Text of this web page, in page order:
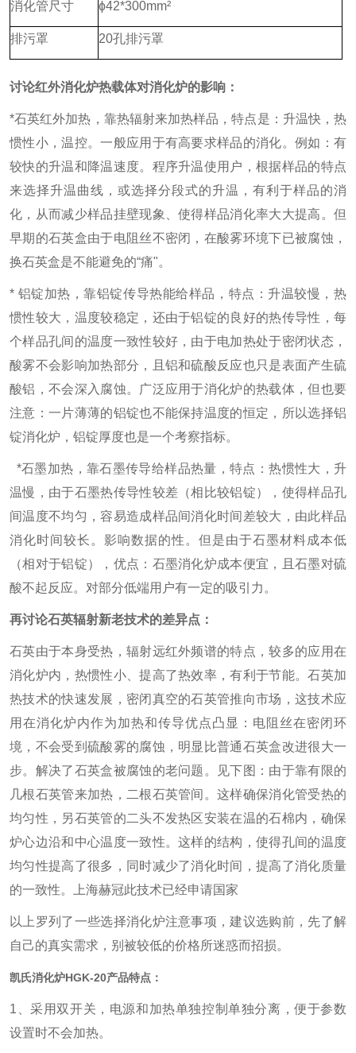
消化管尺寸 ɸ42*300mm²
排污罩 20孔排污罩
讨论红外消化炉热载体对消化炉的影响：
*石英红外加热，靠热辐射来加热样品，特点是：升温快，热
惯性小，温控。一般应用于有高要求样品的消化。例如：有
较快的升温和降温速度。程序升温使用户，根据样品的特点
来选择升温曲线，或选择分段式的升温，有利于样品的消
化，从而减少样品挂壁现象、使得样品消化率大大提高。但
早期的石英盒由于电阻丝不密闭，在酸雾环境下已被腐蚀，
换石英盒是不能避免的“痛"。
* 铝锭加热，靠铝锭传导热能给样品，特点：升温较慢，热
惯性较大，温度较稳定，还由于铝锭的良好的热传导性，每
个样品孔间的温度一致性较好，由于电加热处于密闭状态，
酸雾不会影响加热部分，且铝和硫酸反应也只是表面产生硫
酸铝，不会深入腐蚀。广泛应用于消化炉的热载体，但也要
注意：一片薄薄的铝锭也不能保持温度的恒定，所以选择铝
锭消化炉，铝锭厚度也是一个考察指标。
*石墨加热，靠石墨传导给样品热量，特点：热惯性大，升
温慢，由于石墨热传导性较差（相比较铝锭），使得样品孔
间温度不均匀，容易造成样品间消化时间差较大，由此样品
消化时间较长。影响数据的性。但是由于石墨材料成本低
（相对于铝锭），优点：石墨消化炉成本便宜，且石墨对硫
酸不起反应。对部分低端用户有一定的吸引力。
再讨论石英辐射新老技术的差异点：
石英由于本身受热，辐射远红外频谱的特点，较多的应用在
消化炉内，热惯性小、提高了热效率，有利于节能。石英加
热技术的快速发展，密闭真空的石英管推向市场，这技术应
用在消化炉内作为加热和传导优点凸显：电阻丝在密闭环
境，不会受到硫酸雾的腐蚀，明显比普通石英盒改进很大一
步。解决了石英盒被腐蚀的老问题。见下图： 由于靠有限的
几根石英管来加热，二根石英管间。这样确保消化管受热的
均匀性，另石英管的二头不发热区安装在温的石棉内，确保
炉心边沿和中心温度一致性。这样的结构，使得孔间的温度
均匀性提高了很多，同时减少了消化时间，提高了消化质量
的一致性。上海赫冠此技术已经申请国家
以上罗列了一些选择消化炉注意事项，建议选购前，先了解
自己的真实需求，别被较低的价格所迷惑而招损。
凯氏消化炉HGK-20产品特点：
1、采用双开关，电源和加热单独控制单独分离，便于参数
设置时不会加热。